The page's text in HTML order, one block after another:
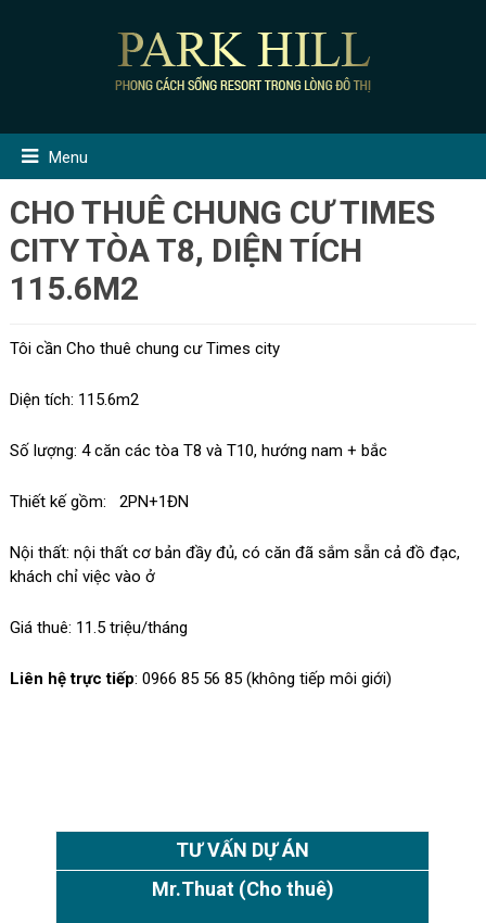
Menu
CHO THUÊ CHUNG CƯ TIMES
CITY TÒA T8, DIỆN TÍCH
115.6M2
Tôi cần Cho thuê chung cư Times city
Diện tích: 115.6m2
Số lượng: 4 căn các tòa T8 và T10, hướng nam + bắc
Thiết kế gồm: 2PN+1ĐN
Nội thất: nội thất cơ bản đầy đủ, có căn đã sắm sẵn cả đồ đạc,
khách chỉ việc vào ở
Giá thuê: 11.5 triệu/tháng
Liên hệ trực tiếp: 0966 85 56 85 (không tiếp môi giới)
TƯ VẤN DỰ ÁN
Mr.Thuat (Cho thuê)